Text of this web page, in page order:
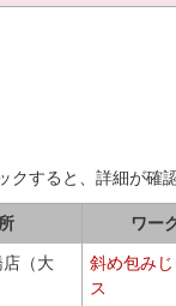
クすると、詳細が確
ワー
店（大
斜め包み
ス